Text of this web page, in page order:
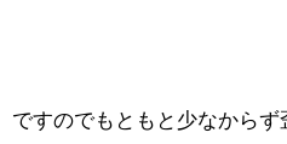
ですのでもともと少なから